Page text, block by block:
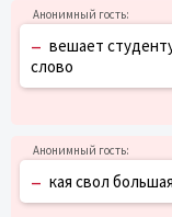
– вешает
слово
– кая свол большая